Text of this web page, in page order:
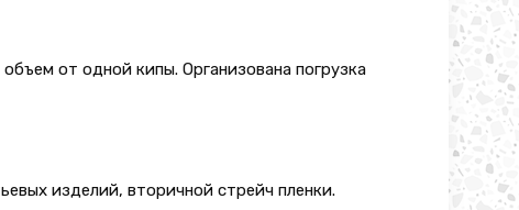
от одной кипы. Организована погрузка
изделий, вторичной стрейч пленки.